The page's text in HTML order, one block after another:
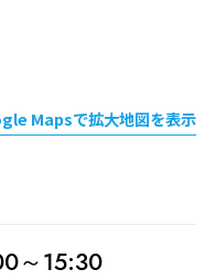
Mapsで拡大地図を表示
～15:30